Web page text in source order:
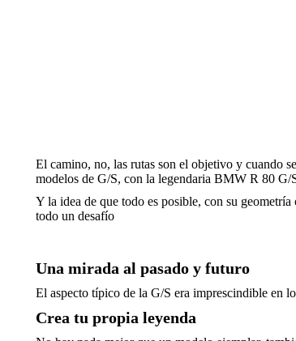
El camino, no, las rutas son el objetivo y cuando
modelos de G/S, con la legendaria BMW R 80 G/
Y la idea de que todo es posible, con su
todo un desafío
Una mirada al pasado y futuro
El aspecto típico de la G/S era imprescindible en
Crea tu propia leyenda